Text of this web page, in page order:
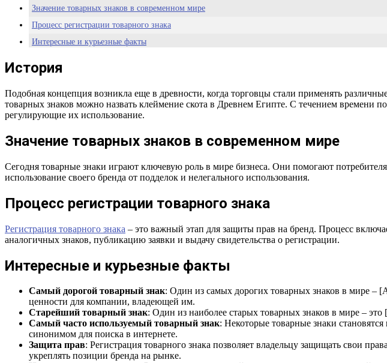
Значение товарных знаков в современном мире
Процесс регистрации товарного знака
Интересные и курьезные факты
Часто задаваемые вопросы
История
Подобная концепция возникла еще в древности, когда торговцы стали применять
товарных знаков можно назвать клеймение скота в Древнем Египте. С течением времени
регулирующие их использование.
Значение товарных знаков в современном мире
Сегодня товарные знаки играют ключевую роль в мире бизнеса. Они помогают
использование своего бренда от подделок и нелегального использования.
Процесс регистрации товарного знака
Регистрация товарного знака – это важный этап для защиты прав на бренд. Процесс
аналогичных знаков, публикацию заявки и выдачу свидетельства о регистрации.
Интересные и курьезные факты
Самый дорогой товарный знак: Один из самых дорогих товарных знаков в мире –
ценности для компании, владеющей им.
Старейший товарный знак: Один из наиболее старых товарных знаков в мире –
Самый часто используемый товарный знак: Некоторые товарные знаки
синонимом для поиска в интернете.
Защита прав: Регистрация товарного знака позволяет владельцу защищать свои
укреплять позиции бренда на рынке.